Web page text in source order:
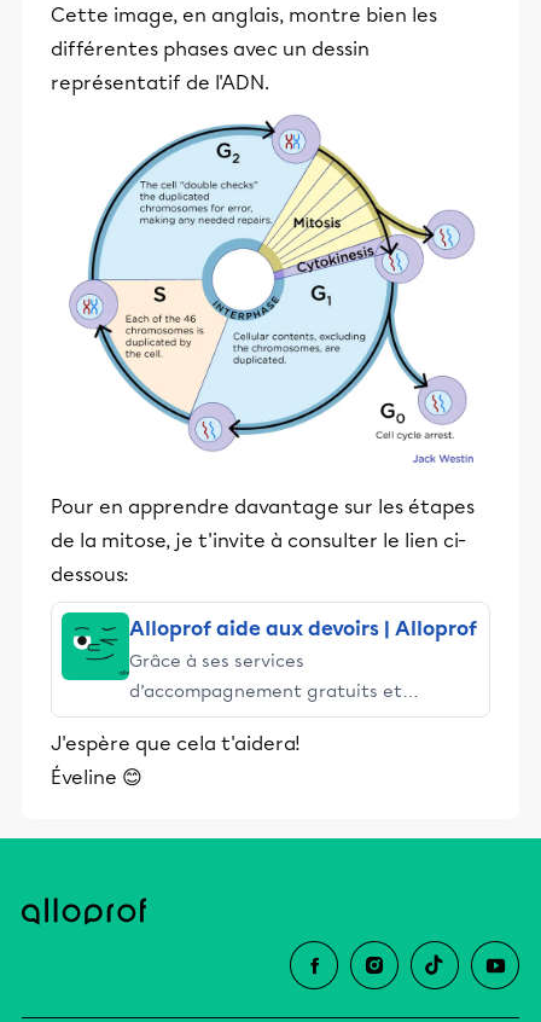
Cette image, en anglais, montre bien les
différentes phases avec un dessin
représentatif de l'ADN.
Pour en apprendre davantage sur les étapes
de la mitose, je t'invite à consulter le lien ci-
dessous:
Alloprof aide aux devoirs | Alloprof
Grâce à ses services
d’accompagnement gratuits et
stimulants, Alloprof engage les élèves
et leurs parents dans la réussite
éducative.
J'espère que cela t'aidera!
Éveline 😊